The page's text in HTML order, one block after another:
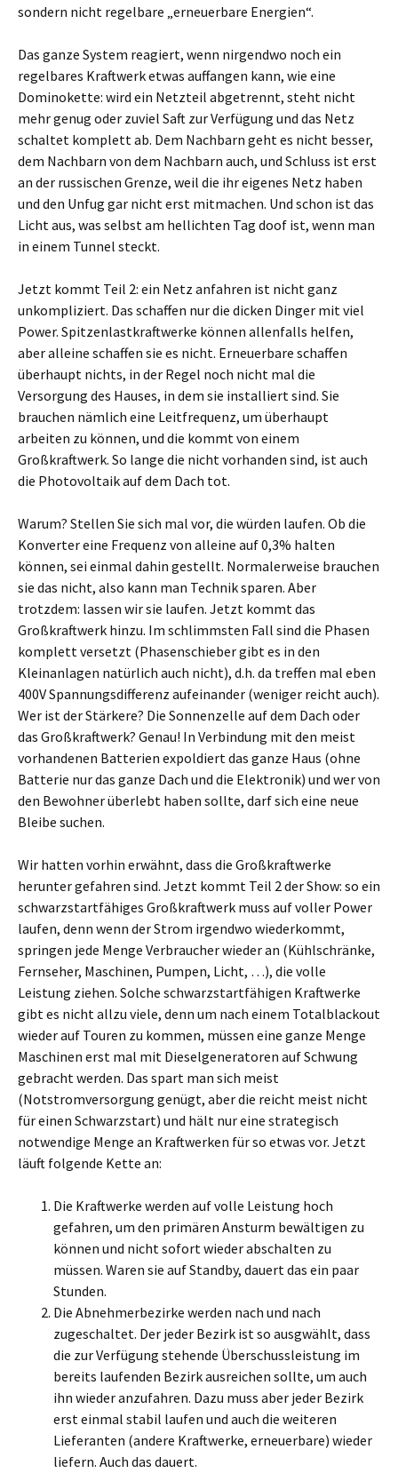
sondern nicht regelbare „erneuerbare Energien“.
Das ganze System reagiert, wenn nirgendwo noch ein
regelbares Kraftwerk etwas auffangen kann, wie eine
Dominokette: wird ein Netzteil abgetrennt, steht nicht
mehr genug oder zuviel Saft zur Verfügung und das Netz
schaltet komplett ab. Dem Nachbarn geht es nicht besser,
dem Nachbarn von dem Nachbarn auch, und Schluss ist erst
an der russischen Grenze, weil die ihr eigenes Netz haben
und den Unfug gar nicht erst mitmachen. Und schon ist das
Licht aus, was selbst am hellichten Tag doof ist, wenn man
in einem Tunnel steckt.
Jetzt kommt Teil 2: ein Netz anfahren ist nicht ganz
unkompliziert. Das schaffen nur die dicken Dinger mit viel
Power. Spitzenlastkraftwerke können allenfalls helfen,
aber alleine schaffen sie es nicht. Erneuerbare schaffen
überhaupt nichts, in der Regel noch nicht mal die
Versorgung des Hauses, in dem sie installiert sind. Sie
brauchen nämlich eine Leitfrequenz, um überhaupt
arbeiten zu können, und die kommt von einem
Großkraftwerk. So lange die nicht vorhanden sind, ist auch
die Photovoltaik auf dem Dach tot.
Warum? Stellen Sie sich mal vor, die würden laufen. Ob die
Konverter eine Frequenz von alleine auf 0,3% halten
können, sei einmal dahin gestellt. Normalerweise brauchen
sie das nicht, also kann man Technik sparen. Aber
trotzdem: lassen wir sie laufen. Jetzt kommt das
Großkraftwerk hinzu. Im schlimmsten Fall sind die Phasen
komplett versetzt (Phasenschieber gibt es in den
Kleinanlagen natürlich auch nicht), d.h. da treffen mal eben
400V Spannungsdifferenz aufeinander (weniger reicht auch).
Wer ist der Stärkere? Die Sonnenzelle auf dem Dach oder
das Großkraftwerk? Genau! In Verbindung mit den meist
vorhandenen Batterien expoldiert das ganze Haus (ohne
Batterie nur das ganze Dach und die Elektronik) und wer von
den Bewohner überlebt haben sollte, darf sich eine neue
Bleibe suchen.
Wir hatten vorhin erwähnt, dass die Großkraftwerke
herunter gefahren sind. Jetzt kommt Teil 2 der Show: so ein
schwarzstartfähiges Großkraftwerk muss auf voller Power
laufen, denn wenn der Strom irgendwo wiederkommt,
springen jede Menge Verbraucher wieder an (Kühlschränke,
Fernseher, Maschinen, Pumpen, Licht, …), die volle
Leistung ziehen. Solche schwarzstartfähigen Kraftwerke
gibt es nicht allzu viele, denn um nach einem Totalblackout
wieder auf Touren zu kommen, müssen eine ganze Menge
Maschinen erst mal mit Dieselgeneratoren auf Schwung
gebracht werden. Das spart man sich meist
(Notstromversorgung genügt, aber die reicht meist nicht
für einen Schwarzstart) und hält nur eine strategisch
notwendige Menge an Kraftwerken für so etwas vor. Jetzt
läuft folgende Kette an:
Die Kraftwerke werden auf volle Leistung hoch
gefahren, um den primären Ansturm bewältigen zu
können und nicht sofort wieder abschalten zu
müssen. Waren sie auf Standby, dauert das ein paar
Stunden.
Die Abnehmerbezirke werden nach und nach
zugeschaltet. Der jeder Bezirk ist so ausgwählt, dass
die zur Verfügung stehende Überschussleistung im
bereits laufenden Bezirk ausreichen sollte, um auch
ihn wieder anzufahren. Dazu muss aber jeder Bezirk
erst einmal stabil laufen und auch die weiteren
Lieferanten (andere Kraftwerke, erneuerbare) wieder
liefern. Auch das dauert.